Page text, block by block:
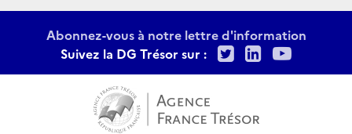
Abonnez-vous à notre lettre d'information
Suivez la DG Trésor sur :
TwitterLinkedIn